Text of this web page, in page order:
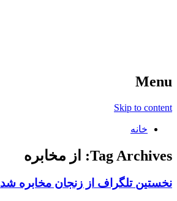
Menu
Skip to content
خانه
Tag Archives: از مخابره
نخستین تلگراف از زنجان مخابره شد